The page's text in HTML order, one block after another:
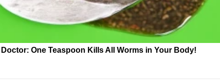
Doctor: One Teaspoon Kills All Worms in Your Body!